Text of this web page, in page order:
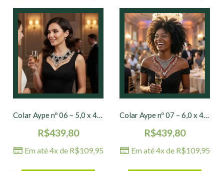
Colar Aype nº 06 – 5,0 x 45 cm
R$439,80
Em até 4x de R$109,95
Colar Aype nº 07 – 6,0 x 48 cm
R$439,80
Em até 4x de R$109,95